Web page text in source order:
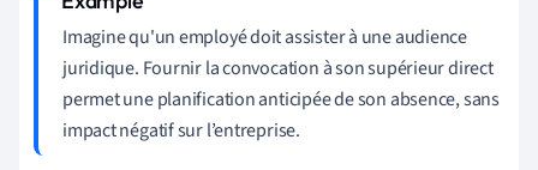
Imagine qu'un employé doit assister à une audience
juridique. Fournir la convocation à son supérieur direct
permet une planification anticipée de son absence, sans
impact négatif sur l’entreprise.